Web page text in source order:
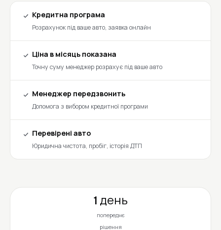
Кредитна програма
Розрахунок під ваше авто, заявка онлайн
Ціна в місяць показана
Точну суму менеджер розрахує під ваше авто
Менеджер передзвонить
Допомога з вибором кредитної програми
Перевірені авто
Юридична чистота, пробіг, історія ДТП
1 день
попереднє
рішення